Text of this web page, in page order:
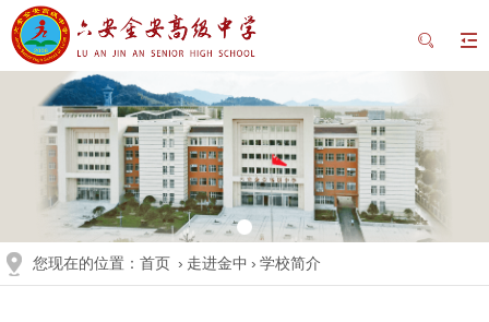
您现在的位置： 首页 › 走进金中 › 学校简介